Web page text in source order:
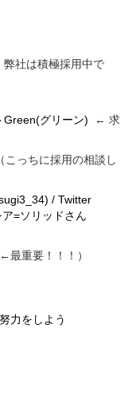
社は積極採用中で
Green(グリーン)
← 求
こっちに採用の相談し
) / Twitter
=ソリッドさん
最重要！！！）
力をしよう